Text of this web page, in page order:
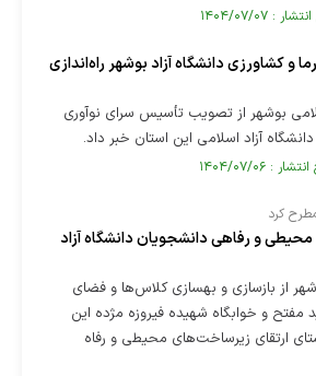
و کشاورزی دانشگاه آزاد بوشهر راه‌اندازی
بوشهر از تصویب تأسیس سرای نوآوری
آزاد اسلامی این استان خبر داد.
کرد
و رفاهی دانشجویان دانشگاه آزاد
از بازسازی و بهسازی کلاس‌ها و فضای
و خوابگاه شهیده فیروزه مژده این
ارتقای زیرساخت‌های محیطی و رفاه